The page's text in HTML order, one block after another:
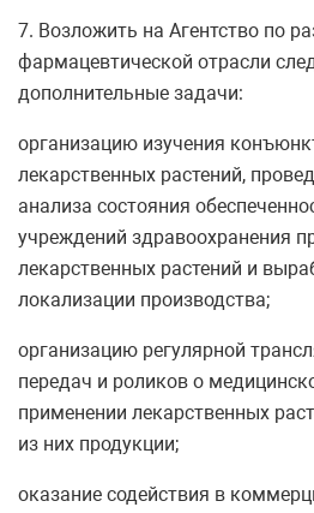
7. Возложить на Агентство по
фармацевтической отрасли
дополнительные задачи:
организацию изучения
лекарственных растений,
анализа состояния
учреждений здравоохранения
лекарственных растений и
локализации производства;
организацию регулярной
передач и роликов о
применении лекарственных
из них продукции;
оказание содействия в